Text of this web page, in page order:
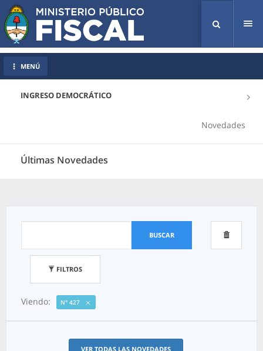
INGRESO DEMOCRÁTICO
Novedades
Últimas Novedades
MENÚ
BUSCAR
FILTROS
Viendo: N° 427
VER TODAS LAS NOVEDADES